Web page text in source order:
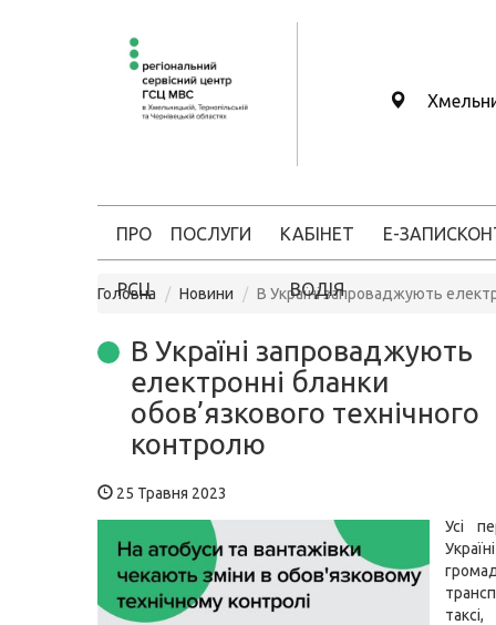
ПРО
РСЦ
ПОСЛУГИ КАБІНЕТ
ВОДІЯ
Е-ЗАПИС
Головна Новини В Україні запроваджують
В Україні запроваджують
електронні бланки
обов’язкового технічного
контролю
25 Травня 2023
Усі